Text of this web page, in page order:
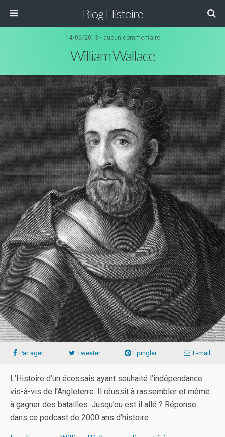
Blog Histoire
14/06/2013 • aucun commentaire
William Wallace
Partager Tweeter Épingler E-mail
L’Histoire d’un écossais ayant souhaité l’indépendance
vis-à-vis de l’Angleterre. Il réussit à rassembler et même
à gagner des batailles. Jusqu’ou est il allé ? Réponse
dans ce podcast de 2000 ans d’histoire.